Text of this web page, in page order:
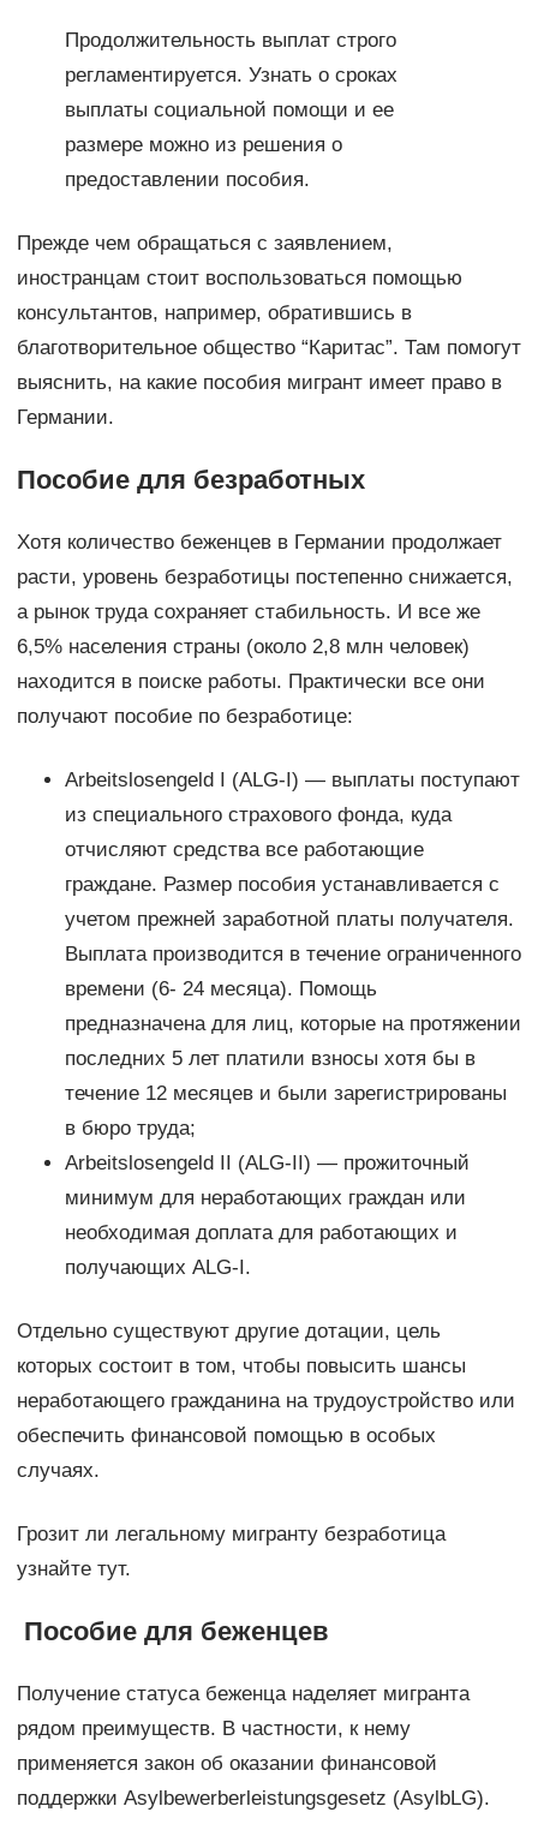
Продолжительность выплат строго
регламентируется. Узнать о сроках
выплаты социальной помощи и ее
размере можно из решения о
предоставлении пособия.
Прежде чем обращаться с заявлением,
иностранцам стоит воспользоваться помощью
консультантов, например, обратившись в
благотворительное общество “Каритас”. Там помогут
выяснить, на какие пособия мигрант имеет право в
Германии.
Пособие для безработных
Хотя количество беженцев в Германии продолжает
расти, уровень безработицы постепенно снижается,
а рынок труда сохраняет стабильность. И все же
6,5% населения страны (около 2,8 млн человек)
находится в поиске работы. Практически все они
получают пособие по безработице:
Arbeitslosengeld I (ALG-I) — выплаты поступают
из специального страхового фонда, куда
отчисляют средства все работающие
граждане. Размер пособия устанавливается с
учетом прежней заработной платы получателя.
Выплата производится в течение ограниченного
времени (6- 24 месяца). Помощь
предназначена для лиц, которые на протяжении
последних 5 лет платили взносы хотя бы в
течение 12 месяцев и были зарегистрированы
в бюро труда;
Arbeitslosengeld II (ALG-II) — прожиточный
минимум для неработающих граждан или
необходимая доплата для работающих и
получающих ALG-I.
Отдельно существуют другие дотации, цель
которых состоит в том, чтобы повысить шансы
неработающего гражданина на трудоустройство или
обеспечить финансовой помощью в особых
случаях.
Грозит ли легальному мигранту безработица
узнайте тут.
Пособие для беженцев
Получение статуса беженца наделяет мигранта
рядом преимуществ. В частности, к нему
применяется закон об оказании финансовой
поддержки Asylbewerberleistungsgesetz (AsylbLG).